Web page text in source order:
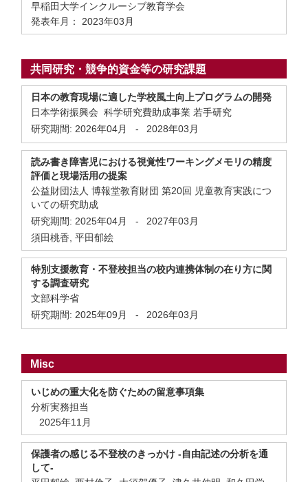
早稲田大学インクルーシブ教育学会
発表年月： 2023年03月
共同研究・競争的資金等の研究課題
日本の教育現場に適した学校風土向上プログラムの開発
日本学術振興会 科学研究費助成事業 若手研究
研究期間: 2026年04月 - 2028年03月
読み書き障害児における視覚性ワーキングメモリの精度
評価と現場活用の提案
公益財団法人 博報堂教育財団 第20回 児童教育実践につ
いての研究助成
研究期間: 2025年04月 -
2027年03月
須田桃香, 平田郁絵
特別支援教育・不登校担当の校内連携体制の在り方に関
する調査研究
文部科学省
研究期間: 2025年09月 - 2026年03月
Misc
いじめの重大化を防ぐための留意事項集
分析実務担当
2025年11月
保護者の感じる不登校のきっかけ -自由記述の分析を通
して-